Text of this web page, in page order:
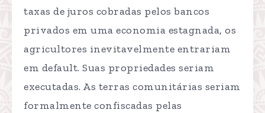
taxas de juros cobradas pelos bancos
privados em uma economia estagnada, os
agricultores inevitavelmente entrariam
em default. Suas propriedades seriam
executadas. As terras comunitárias seriam
formalmente confiscadas pelas